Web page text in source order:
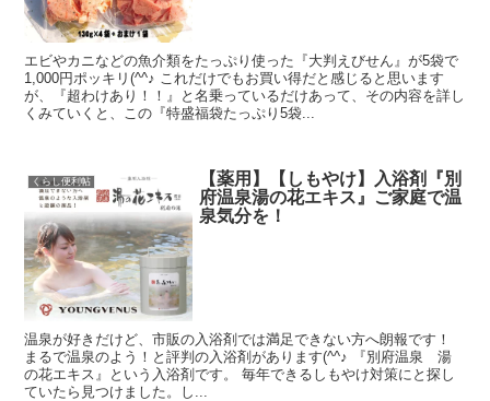
エビやカニなどの魚介類をたっぷり使った『大判えびせん』が5袋で
1,000円ポッキリ(^^♪ これだけでもお買い得だと感じると思います
が、『超わけあり！！』と名乗っているだけあって、その内容を詳し
くみていくと、この『特盛福袋たっぷり5袋...
くらし便利帖
【薬用】【しもやけ】入浴剤『別
府温泉湯の花エキス』ご家庭で温
泉気分を！
温泉が好きだけど、市販の入浴剤では満足できない方へ朗報です！
まるで温泉のよう！と評判の入浴剤があります(^^♪ 『別府温泉 湯
の花エキス』という入浴剤です。 毎年できるしもやけ対策にと探し
ていたら見つけました。し...